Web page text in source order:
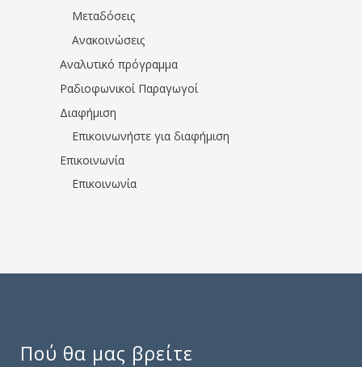
Μεταδόσεις
Ανακοινώσεις
Αναλυτικό πρόγραμμα
Ραδιοφωνικοί Παραγωγοί
Διαφήμιση
Επικοινωνήστε για διαφήμιση
Επικοινωνία
Επικοινωνία
Πού θα μας βρείτε